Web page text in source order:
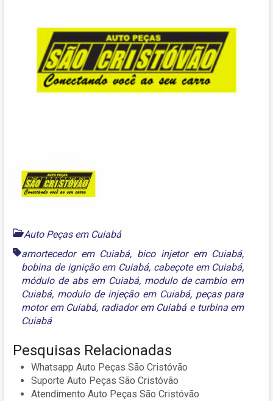
Auto Peças em Cuiabá
amortecedor em Cuiabá, bico injetor em Cuiabá,
bobina de ignição em Cuiabá, cabeçote em Cuiabá,
módulo de abs em Cuiabá, modulo de cambio em
Cuiabá, modulo de injeção em Cuiabá, peças para
motor em Cuiabá, radiador em Cuiabáe turbina em
Cuiabá
Pesquisas Relacionadas
Whatsapp Auto Peças São Cristóvão
Suporte Auto Peças São Cristóvão
Atendimento Auto Peças São Cristóvão